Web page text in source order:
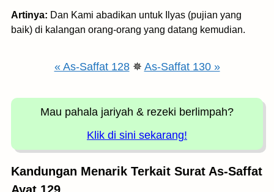
Artinya: Dan Kami abadikan untuk Ilyas (pujian yang
baik) di kalangan orang-orang yang datang kemudian.
« As-Saffat 128✵ As-Saffat 130 »
Mau pahala jariyah & rezeki berlimpah?
Klik di sini sekarang!
Kandungan Menarik Terkait Surat As-Saffat